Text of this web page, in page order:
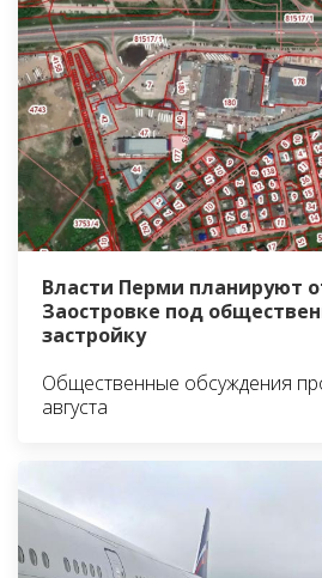
Власти Перми планируют
Заостровке под
застройку
Общественные обсуждения
августа